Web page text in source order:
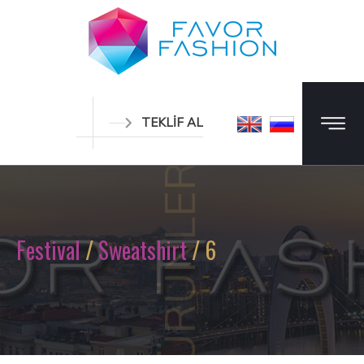
TEKLİF AL
ÜRÜNLER
Festival/Sweatshirt/ 6